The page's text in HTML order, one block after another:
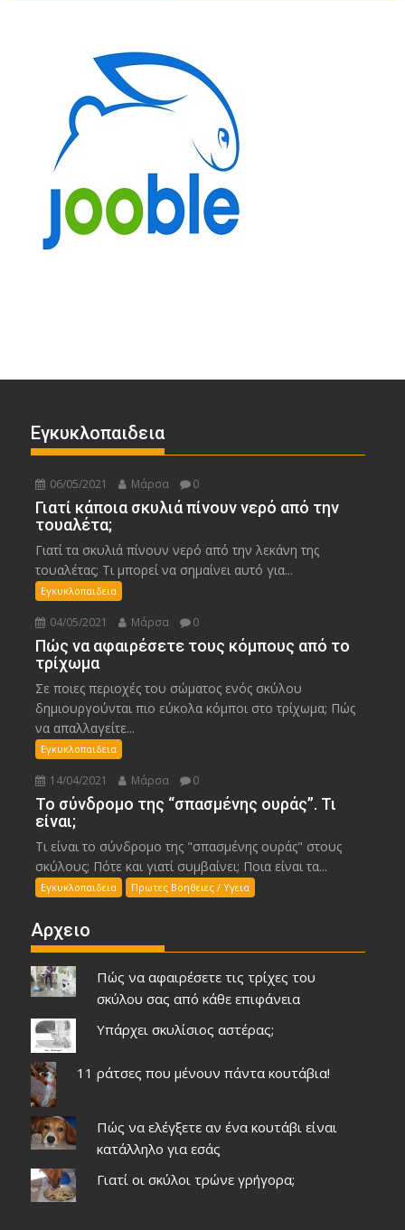
Εγκυκλοπαιδεια
06/05/2021 Μάρσα 0
Γιατί κάποια σκυλιά πίνουν νερό από την
τουαλέτα;
Γιατί τα σκυλιά πίνουν νερό από την λεκάνη της
τουαλέτας; Τι μπορεί να σημαίνει αυτό για...
Εγκυκλοπαιδεια
04/05/2021 Μάρσα 0
Πώς να αφαιρέσετε τους κόμπους από το
τρίχωμα
Σε ποιες περιοχές του σώματος ενός σκύλου
δημιουργούνται πιο εύκολα κόμποι στο τρίχωμα; Πώς
να απαλλαγείτε...
Εγκυκλοπαιδεια
14/04/2021 Μάρσα 0
Το σύνδρομο της “σπασμένης ουράς”. Τι
είναι;
Τι είναι το σύνδρομο της "σπασμένης ουράς" στους
σκύλους; Πότε και γιατί συμβαίνει; Ποια είναι τα...
Εγκυκλοπαιδεια Πρωτες Βοηθειες / Υγεια
Αρχειο
Πώς να αφαιρέσετε τις τρίχες του
σκύλου σας από κάθε επιφάνεια
Υπάρχει σκυλίσιος αστέρας;
11 ράτσες που μένουν πάντα κουτάβια!
Πώς να ελέγξετε αν ένα κουτάβι είναι
κατάλληλο για εσάς
Γιατί οι σκύλοι τρώνε γρήγορα;